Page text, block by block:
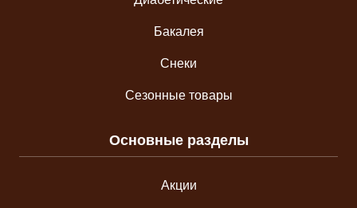
Бакалея
Снеки
Сезонные товары
Основные разделы
Акции